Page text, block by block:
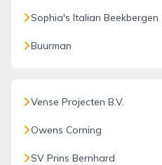
Sophia's Italian Beekbergen
Buurman
Vense Projecten B.V.
Owens Corning
SV Prins Bernhard